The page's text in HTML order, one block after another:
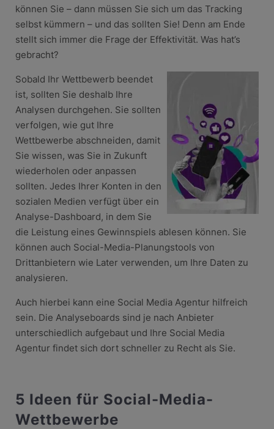
können Sie – dann müssen Sie sich um das Tracking
selbst kümmern – und das sollten Sie! Denn am Ende
stellt sich immer die Frage der Effektivität. Was hat’s
gebracht?
Sobald Ihr Wettbewerb beendet
ist, sollten Sie deshalb Ihre
Analysen durchgehen. Sie sollten
verfolgen, wie gut Ihre
Wettbewerbe abschneiden, damit
Sie wissen, was Sie in Zukunft
wiederholen oder anpassen
sollten. Jedes Ihrer Konten in den
sozialen Medien verfügt über ein
Analyse-Dashboard, in dem Sie
die Leistung eines Gewinnspiels ablesen können. Sie
können auch Social-Media-Planungstools von
Drittanbietern wie Later verwenden, um Ihre Daten zu
analysieren.
Auch hierbei kann eine Social Media Agentur hilfreich
sein. Die Analyseboards sind je nach Anbieter
unterschiedlich aufgebaut und Ihre Social Media
Agentur findet sich dort schneller zu Recht als Sie.
5 Ideen für Social-Media-
Wettbewerbe